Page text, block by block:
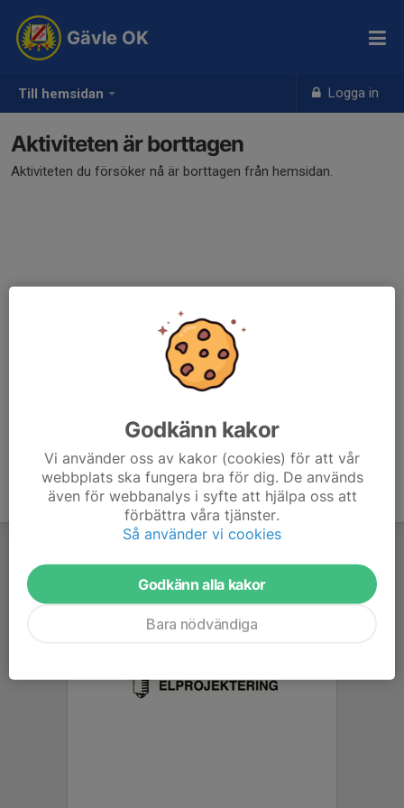
Till hemsidan Logga in
Gävle OK
Aktiviteten är borttagen
Aktiviteten du försöker nå är borttagen från hemsidan.
Godkänn kakor
Vi använder oss av kakor (cookies) för att vår
webbplats ska fungera bra för dig. De används
även för webbanalys i syfte att hjälpa oss att
förbättra våra tjänster.
Så använder vi cookies
Godkänn alla kakor
Bara nödvändiga